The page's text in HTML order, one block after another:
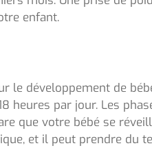
enfant.
le développement de
heures par jour. Les
que votre bébé se
et il peut prendre du